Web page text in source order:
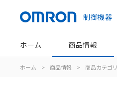
制御機器
ホーム 商品情報
ホーム > 商品情報 > 商品カテゴリ